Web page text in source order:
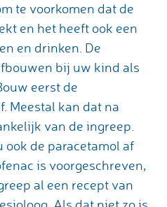
te voorkomen dat de
en het heeft ook een
en drinken. De
bij uw kind als
eerst de
Meestal kan dat na
van de ingreep.
ook de paracetamol af
is voorgeschreven,
al een recept van